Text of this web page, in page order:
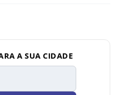
A SUA CIDADE